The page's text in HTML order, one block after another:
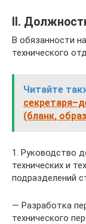
II.
В обязанности
технического
Читайте
(бланк,
1. Руководство
технических и
подразделений
— Разработка
технического